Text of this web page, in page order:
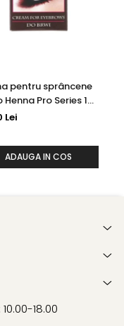
pentru sprâncene
Henna Pro Series 15
Lei
ADAUGA IN COS
18.00